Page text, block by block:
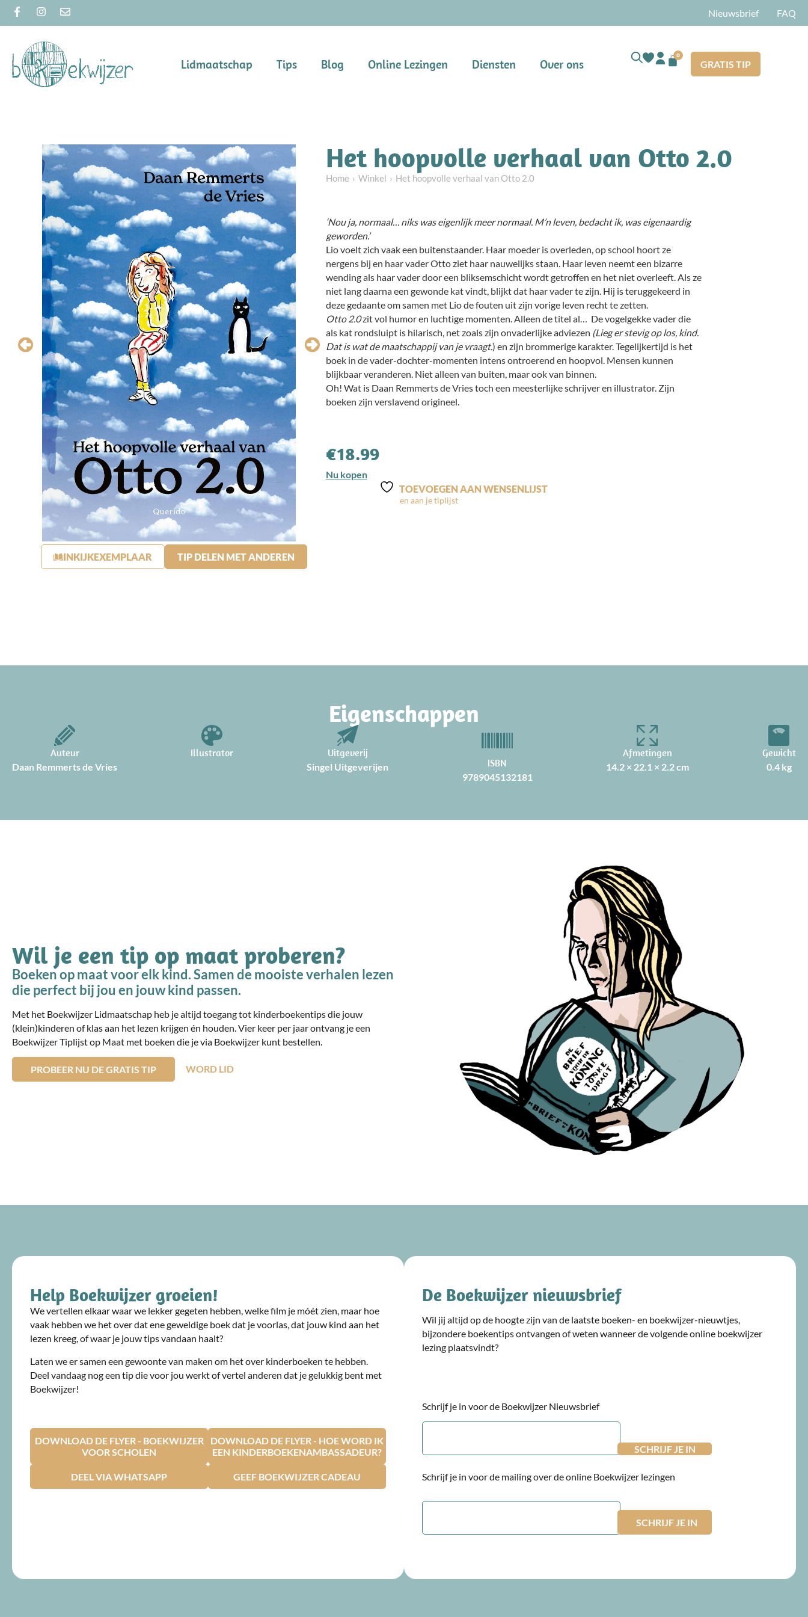
Nieuwsbrief FAQ
Lidmaatschap Tips Blog Online Lezingen Diensten Over ons
0
GRATIS TIP
INKIJKEXEMPLAAR TIP DELEN MET ANDEREN
Het hoopvolle verhaal van Otto 2.0
Home Winkel Het hoopvolle verhaal van Otto 2.0
‘Nou ja, normaal… niks was eigenlijk meer normaal. M’n leven, bedacht ik, was eigenaardig
geworden.’
Lio voelt zich vaak een buitenstaander. Haar moeder is overleden, op school hoort ze
nergens bij en haar vader Otto ziet haar nauwelijks staan. Haar leven neemt een bizarre
wending als haar vader door een bliksemschicht wordt getroffen en het niet overleeft. Als ze
niet lang daarna een gewonde kat vindt, blijkt dat haar vader te zijn. Hij is teruggekeerd in
deze gedaante om samen met Lio de fouten uit zijn vorige leven recht te zetten.
Otto 2.0zit vol humor en luchtige momenten. Alleen de titel al… De vogelgekke vader die
als kat rondsluipt is hilarisch, net zoals zijn onvaderlijke adviezen (Lieg er stevig op los, kind.
Dat is wat de maatschappij van je vraagt.) en zijn brommerige karakter. Tegelijkertijd is het
boek in de vader-dochter-momenten intens ontroerend en hoopvol. Mensen kunnen
blijkbaar veranderen. Niet alleen van buiten, maar ook van binnen.
Oh! Wat is Daan Remmerts de Vries toch een meesterlijke schrijver en illustrator. Zijn
boeken zijn verslavend origineel.
€18.99
Nu kopen
TOEVOEGEN AAN WENSENLIJST
Eigenschappen
Auteur
Daan Remmerts de Vries
Illustrator Uitgeverij
Singel Uitgeverijen ISBN
9789045132181
Afmetingen
14.2 × 22.1 × 2.2 cm
Gewicht
0.4 kg
Wil je een tip op maat proberen?
Boeken op maat voor elk kind. Samen de mooiste verhalen lezen
die perfect bij jou en jouw kind passen.
Met het Boekwijzer Lidmaatschap heb je altijd toegang tot kinderboekentips die jouw
(klein)kinderen of klas aan het lezen krijgen én houden. Vier keer per jaar ontvang je een
Boekwijzer Tiplijst op Maat met boeken die je via Boekwijzer kunt bestellen.
PROBEER NU DE GRATIS TIP WORD LID
Help Boekwijzer groeien!
We vertellen elkaar waar we lekker gegeten hebben, welke film je móét zien, maar hoe
vaak hebben we het over dat ene geweldige boek dat je voorlas, dat jouw kind aan het
lezen kreeg, of waar je jouw tips vandaan haalt?
Laten we er samen een gewoonte van maken om het over kinderboeken te hebben.
Deel vandaag nog een tip die voor jou werkt of vertel anderen dat je gelukkig bent met
Boekwijzer!
DOWNLOAD DE FLYER - BOEKWIJZER
VOOR SCHOLEN
DOWNLOAD DE FLYER - HOE WORD IK
EEN KINDERBOEKENAMBASSADEUR?
DEEL VIA WHATSAPP GEEF BOEKWIJZER CADEAU
De Boekwijzer nieuwsbrief
Wil jij altijd op de hoogte zijn van de laatste boeken- en boekwijzer-nieuwtjes,
bijzondere boekentips ontvangen of weten wanneer de volgende online boekwijzer
lezing plaatsvindt?
Schrijf je in voor de Boekwijzer Nieuwsbrief
E-
Schrijf je in voor de mailing over de online Boekwijzer lezingen
E-